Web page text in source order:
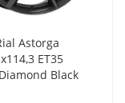
Astorga
ET35
D66,1 Diamond Black